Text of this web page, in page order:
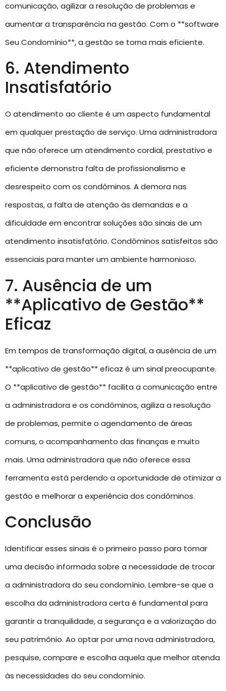
comunicação, agilizar a resolução de problemas e
aumentar a transparência na gestão. Com o **software
Seu Condomínio**, a gestão se torna mais eficiente.
6. Atendimento
Insatisfatório
O atendimento ao cliente é um aspecto fundamental
em qualquer prestação de serviço. Uma administradora
que não oferece um atendimento cordial, prestativo e
eficiente demonstra falta de profissionalismo e
desrespeito com os condôminos. A demora nas
respostas, a falta de atenção às demandas e a
dificuldade em encontrar soluções são sinais de um
atendimento insatisfatório. Condôminos satisfeitos são
essenciais para manter um ambiente harmonioso.
7. Ausência de um
**Aplicativo de Gestão**
Eficaz
Em tempos de transformação digital, a ausência de um
**aplicativo de gestão** eficaz é um sinal preocupante.
O **aplicativo de gestão** facilita a comunicação entre
a administradora e os condôminos, agiliza a resolução
de problemas, permite o agendamento de áreas
comuns, o acompanhamento das finanças e muito
mais. Uma administradora que não oferece essa
ferramenta está perdendo a oportunidade de otimizar a
gestão e melhorar a experiência dos condôminos.
Conclusão
Identificar esses sinais é o primeiro passo para tomar
uma decisão informada sobre a necessidade de trocar
a administradora do seu condomínio. Lembre-se que a
escolha da administradora certa é fundamental para
garantir a tranquilidade, a segurança e a valorização do
seu patrimônio. Ao optar por uma nova administradora,
pesquise, compare e escolha aquela que melhor atenda
às necessidades do seu condomínio.